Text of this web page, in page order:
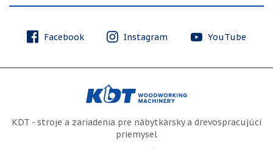
Facebook Instagram YouTube
KDT - stroje a zariadenia pre nábytkársky a drevospracujúci
priemysel